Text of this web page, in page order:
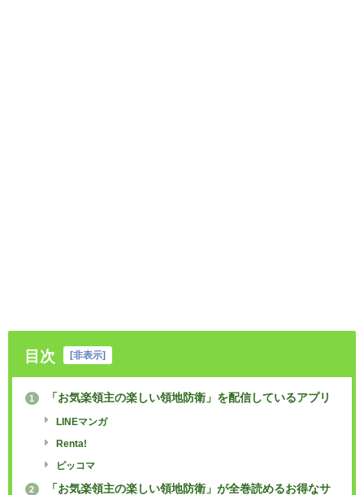
目次 非表示
1 「お気楽領主の楽しい領地防衛」を配信しているアプリ
LINEマンガ
Renta!
ピッコマ
2
「お気楽領主の楽しい領地防衛」が全巻読めるお得なサ